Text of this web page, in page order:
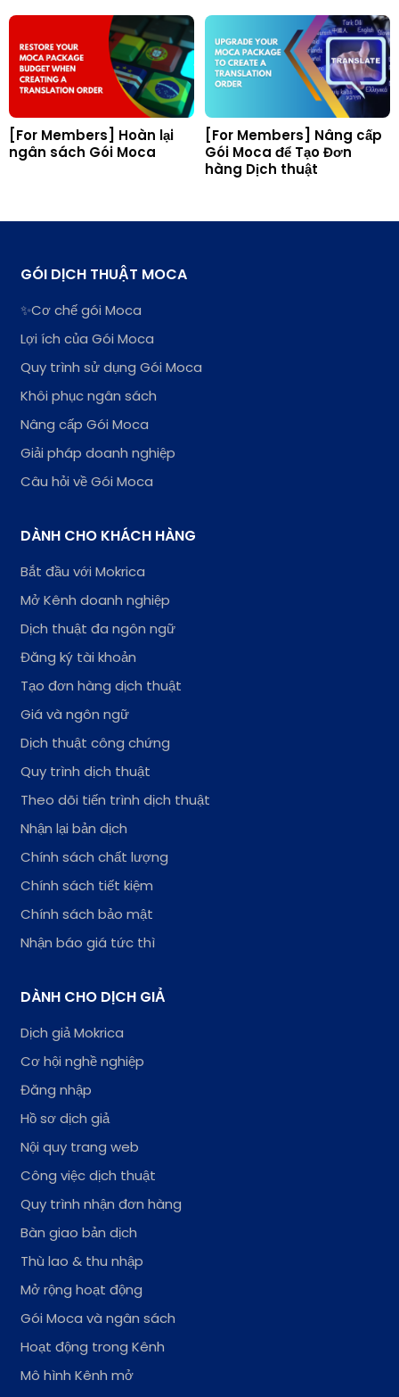
[For Members] Hoàn lại
ngân sách Gói Moca
[For Members] Nâng cấp
Gói Moca để Tạo Đơn
hàng Dịch thuật
GÓI DỊCH THUẬT MOCA
✨Cơ chế gói Moca
Lợi ích của Gói Moca
Quy trình sử dụng Gói Moca
Khôi phục ngân sách
Nâng cấp Gói Moca
Giải pháp doanh nghiệp
Câu hỏi về Gói Moca
DÀNH CHO KHÁCH HÀNG
Bắt đầu với Mokrica
Mở Kênh doanh nghiệp
Dịch thuật đa ngôn ngữ
Đăng ký tài khoản
Tạo đơn hàng dịch thuật
Giá và ngôn ngữ
Dịch thuật công chứng
Quy trình dịch thuật
Theo dõi tiến trình dịch thuật
Nhận lại bản dịch
Chính sách chất lượng
Chính sách tiết kiệm
Chính sách bảo mật
Nhận báo giá tức thì
DÀNH CHO DỊCH GIẢ
Dịch giả Mokrica
Cơ hội nghề nghiệp
Đăng nhập
Hồ sơ dịch giả
Nội quy trang web
Công việc dịch thuật
Quy trình nhận đơn hàng
Bàn giao bản dịch
Thù lao & thu nhập
Mở rộng hoạt động
Gói Moca và ngân sách
Hoạt động trong Kênh
Mô hình Kênh mở